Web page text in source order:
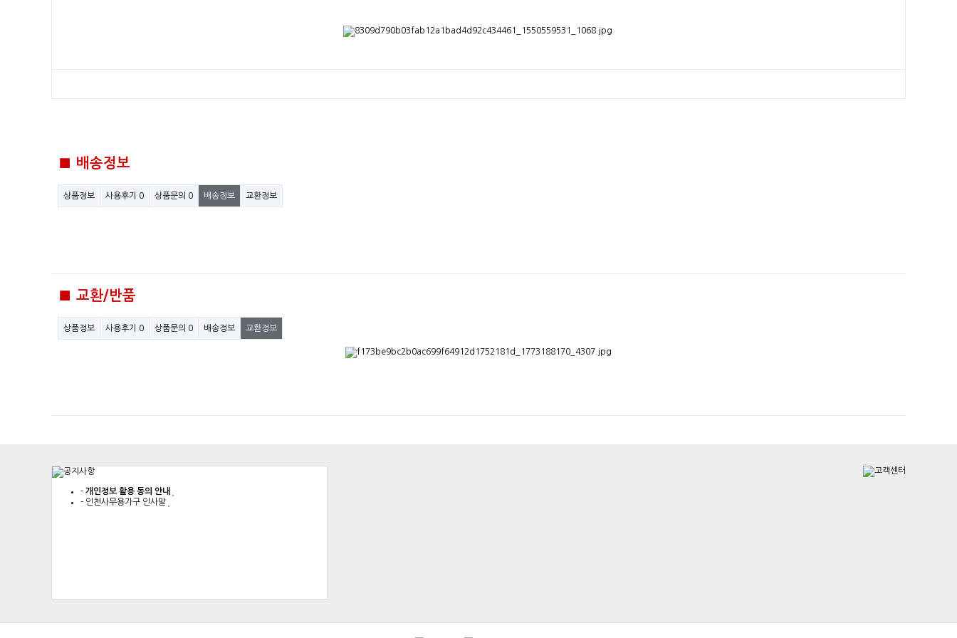
■ 배송정보
상품정보 사용후기 0 상품문의 0 배송정보 교환정보
■ 교환/반품
상품정보 사용후기 0 상품문의 0 배송정보 교환정보
- 개인정보 활용 동의 안내
- 인천사무용가구 인사말